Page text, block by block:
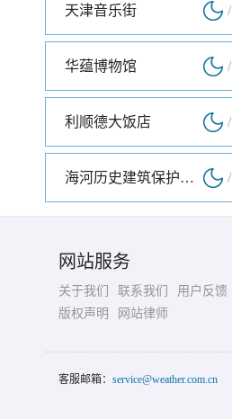
天津音乐街 /
华蕴博物馆 /
利顺德大饭店 /
海河历史建筑保护展览馆 /
网站服务
关于我们 联系我们
用户反馈
版权声明
网站律师
客服邮箱： service@weather.com.cn